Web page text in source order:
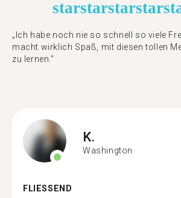
starstarstarstar
„Ich habe noch nie so schnell so viele
macht wirklich Spaß, mit diesen tollen
zu lernen."
K.
Washington
FLIESSEND